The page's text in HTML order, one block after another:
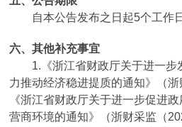
自本公告发布之日起5个工作
六、其他补充事宜
1.《浙江省财政厅关于进一步
力推动经济稳进提质的通知》（浙
《浙江省财政厅关于进一步促进
营商环境的通知》（浙财采监（